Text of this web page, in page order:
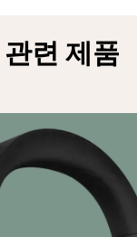
관련 제품